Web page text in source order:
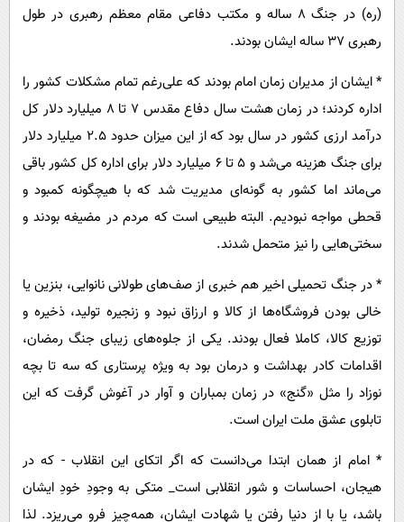
(ره) در جنگ ۸ ساله و مکتب دفاعی مقام معظم رهبری در طول
رهبری ۳۷ ساله ایشان بودند.
* ایشان از مدیران زمان امام بودند که علی‌رغم تمام مشکلات کشور را
اداره کردند؛ در زمان هشت سال دفاع مقدس ۷ تا ۸ میلیارد دلار کل
درآمد ارزی کشور در سال بود که از این میزان حدود ۲.۵ میلیارد دلار
برای جنگ هزینه می‌شد و ۵ تا ۶ میلیارد دلار برای اداره کل کشور باقی
می‌ماند اما کشور به گونه‌ای مدیریت شد که با هیچگونه کمبود و
قحطی مواجه نبودیم. البته طبیعی است که مردم در مضیغه بودند و
سختی‌هایی را نیز متحمل شدند.
* در جنگ تحمیلی اخیر هم خبری از صف‌های طولانی نانوایی، بنزین یا
خالی بودن فروشگاه‌ها از کالا و ارزاق نبود و زنجیره تولید، ذخیره و
توزیع کالا، کاملا فعال بودند. یکی از جلوه‌های زیبای جنگ رمضان،
اقدامات کادر بهداشت و درمان بود به ویژه پرستاری که سه تا بچه
نوزاد را مثل «گنج» در زمان بمباران و آوار در آغوش گرفت که این
تابلوی عشق ملت ایران است.
* امام از همان ابتدا می‌دانست که اگر اتکای این انقلاب - که در
هیجان، احساسات و شور انقلابی است_ متکی به وجودِ خودِ ایشان
باشد، یا با از دنیا رفتن یا شهادت ایشان، همه‌چیز فرو می‌ریزد. لذا